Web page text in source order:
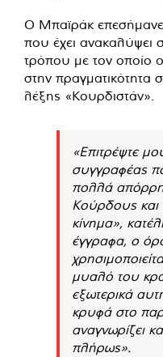
Ο Μπαϊράκ επεσήμανε
που έχει ανακαλύψει
τρόπου με τον οποίο
στην πραγματικότητα
λέξης «Κουρδιστάν».
«Επιτρέψτε
συγγραφέας
πολλά
Κούρδους και
κίνημα»,
έγγραφα, ο
μυαλό του
εξωτερικά
κρυφά στο
αναγνωρίζει
πλήρως».